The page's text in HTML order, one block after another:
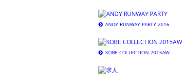
ANDY RUNWAY PARTY 2016
KOBE COLLECTION 2015AW